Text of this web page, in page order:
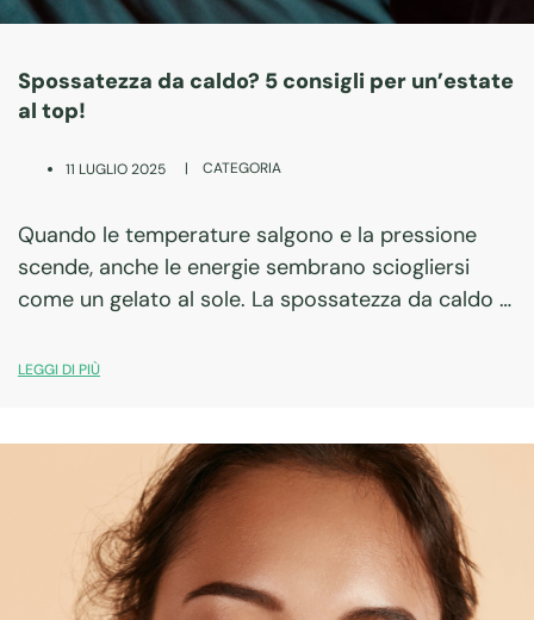
Spossatezza da caldo? 5 consigli per un’estate
al top!
11 LUGLIO 2025 | CATEGORIA
Quando le temperature salgono e la pressione
scende, anche le energie sembrano sciogliersi
come un gelato al sole. La spossatezza da caldo è
stanchezza cronica, senso di svuotamento. Ma…
LEGGI DI PIÙ